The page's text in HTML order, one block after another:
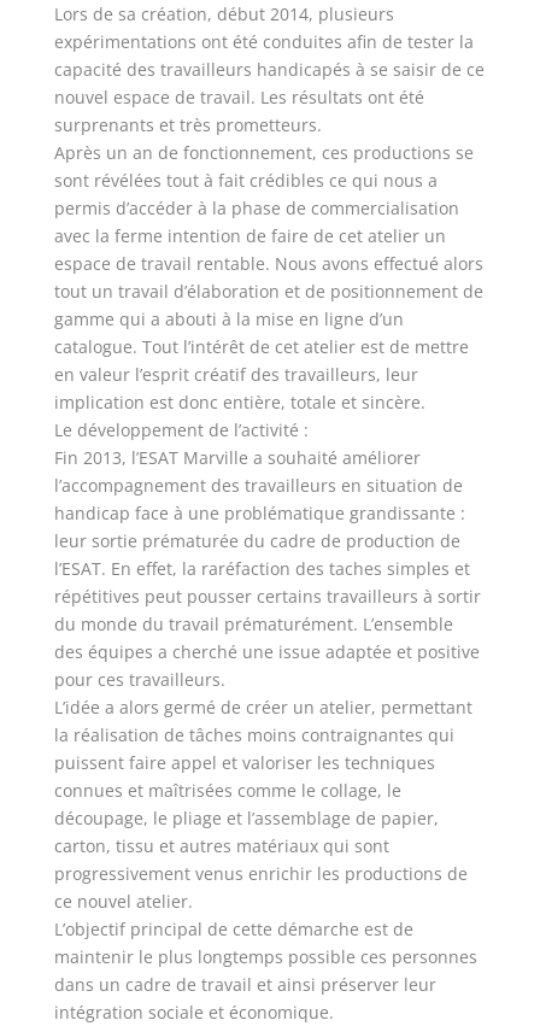
Lors de sa création, début 2014, plusieurs
expérimentations ont été conduites afin de tester la
capacité des travailleurs handicapés à se saisir de ce
nouvel espace de travail. Les résultats ont été
surprenants et très prometteurs.
Après un an de fonctionnement, ces productions se
sont révélées tout à fait crédibles ce qui nous a
permis d’accéder à la phase de commercialisation
avec la ferme intention de faire de cet atelier un
espace de travail rentable. Nous avons effectué alors
tout un travail d’élaboration et de positionnement de
gamme qui a abouti à la mise en ligne d’un
catalogue. Tout l’intérêt de cet atelier est de mettre
en valeur l’esprit créatif des travailleurs, leur
implication est donc entière, totale et sincère.
Le développement de l’activité :
Fin 2013, l’ESAT Marville a souhaité améliorer
l’accompagnement des travailleurs en situation de
handicap face à une problématique grandissante :
leur sortie prématurée du cadre de production de
l’ESAT. En effet, la raréfaction des taches simples et
répétitives peut pousser certains travailleurs à sortir
du monde du travail prématurément. L’ensemble
des équipes a cherché une issue adaptée et positive
pour ces travailleurs.
L’idée a alors germé de créer un atelier, permettant
la réalisation de tâches moins contraignantes qui
puissent faire appel et valoriser les techniques
connues et maîtrisées comme le collage, le
découpage, le pliage et l’assemblage de papier,
carton, tissu et autres matériaux qui sont
progressivement venus enrichir les productions de
ce nouvel atelier.
L’objectif principal de cette démarche est de
maintenir le plus longtemps possible ces personnes
dans un cadre de travail et ainsi préserver leur
intégration sociale et économique.